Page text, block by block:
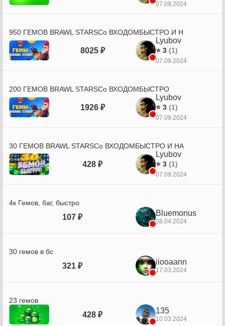
07.09.2024
950 ГЕМОВ BRAWL STARSСо ВХОДОМБЫСТРО И Н
8025 ₽
Lyubov
⭐ 3 (1)
07.09.2024
200 ГЕМОВ BRAWL STARSСо ВХОДОМБЫСТРО
1926 ₽
Lyubov
⭐ 3 (1)
07.09.2024
30 ГЕМОВ BRAWL STARSСо ВХОДОМБЫСТРО И НА
428 ₽
Lyubov
⭐ 3 (1)
07.09.2024
4к Гемов, баг, быстро
107 ₽ Bluemonus
08.04.2024
30 гемов в бс
321 ₽ iiooaann
17.03.2024
23 гемов
428 ₽ 135
10.03.2024